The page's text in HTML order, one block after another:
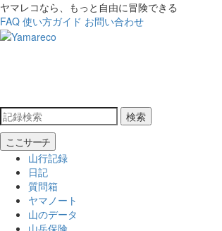
ヤマレコなら、もっと自由に冒険できる
FAQ 使い方ガイド お問い合わせ
検索
ここサーチ
山行記録
日記
質問箱
ヤマノート
山のデータ